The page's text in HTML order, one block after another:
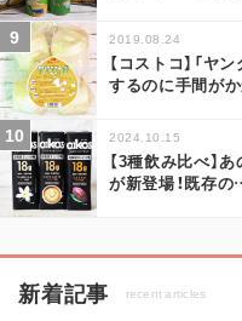
2019.08.24
【コストコ】「ヤ
するのに手間が
2024.10.15
【3種飲み比べ】
が新登場！既存の
新着記事 recent articles